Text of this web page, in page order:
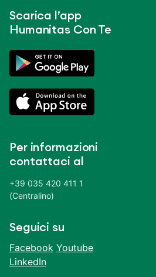
Scarica l’app
Humanitas Con Te
Per informazioni
contattaci al
+39 035 420 411 1
(Centralino)
Seguici su
Facebook Youtube
LinkedIn